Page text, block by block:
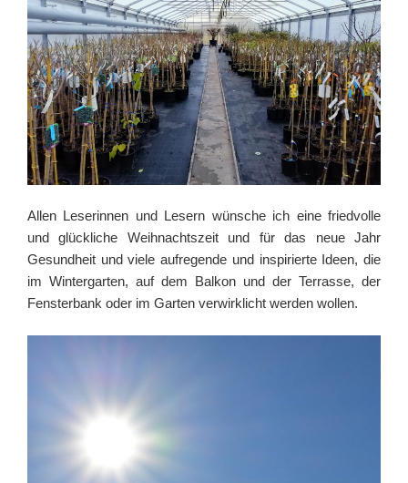
Allen Leserinnen und Lesern wünsche ich eine friedvolle
und glückliche Weihnachtszeit und für das neue Jahr
Gesundheit und viele aufregende und inspirierte Ideen, die
im Wintergarten, auf dem Balkon und der Terrasse, der
Fensterbank oder im Garten verwirklicht werden wollen.